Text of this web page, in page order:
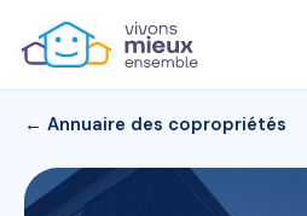
← Annuaire des copropriétés